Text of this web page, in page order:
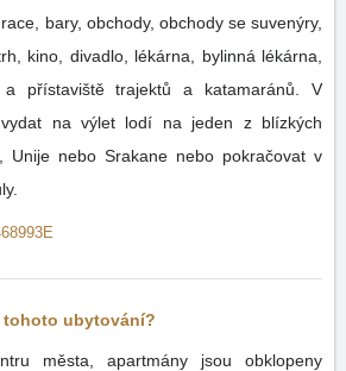
bary, obchody, obchody se suvenýry,
kino, divadlo, lékárna, bylinná lékárna,
a přístaviště trajektů a katamaránů. V
na výlet lodí na jeden z blízkých
Unije nebo Srakane nebo pokračovat v
ubytování?
města, apartmány jsou obklopeny